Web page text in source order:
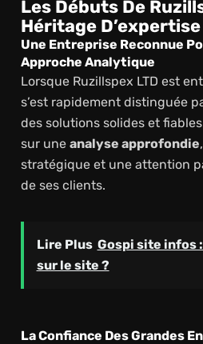
Les Débuts De
Héritage D’expertise
Une Entreprise Reconnue
Approche Analytique
Lorsque Ruzillspex LTD est
s’est rapidement distinguée
des solutions solides et
sur une analyse approfondie
stratégique et une attention
de ses clients.
Lire Plus Gospi site infos
sur le site ?
La Confiance Des Grandes